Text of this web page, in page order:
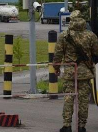
УКРАЇНИ